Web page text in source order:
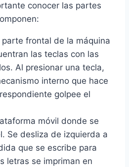
conocer las partes
parte frontal de la máquina
las teclas con las
Al presionar una tecla,
interno que hace
golpee el
móvil donde se
Se desliza de izquierda a
que se escribe para
letras se impriman en